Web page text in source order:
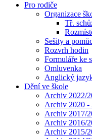
Pro rodiče
Organizace
Tř.
Sešity a
Rozvrh hodin
Formuláře ke
Omluvenka
Anglický
Dění ve škole
Archiv 2022/
Archiv 2020 -
Archiv 2017/
Archiv 2016/
Archiv 2015/